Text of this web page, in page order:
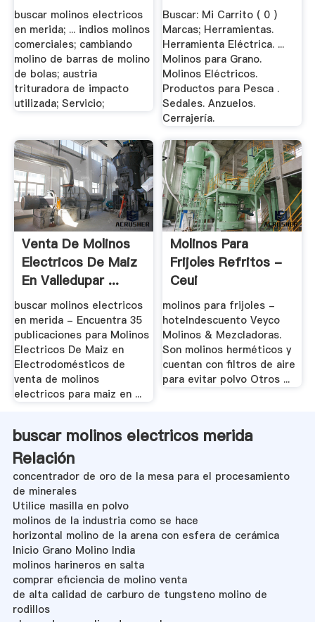
buscar molinos electricos
en merida; ... indios molinos
comerciales; cambiando
molino de barras de molino
de bolas; austria
trituradora de impacto
utilizada; Servicio;
Buscar: Mi Carrito ( 0 )
Marcas; Herramientas.
Herramienta Eléctrica. ...
Molinos para Grano.
Molinos Eléctricos.
Productos para Pesca .
Sedales. Anzuelos.
Cerrajería.
Venta De Molinos
Electricos De Maiz
En Valledupar ...
buscar molinos electricos
en merida - Encuentra 35
publicaciones para Molinos
Electricos De Maiz en
Electrodomésticos de
venta de molinos
electricos para maiz en ...
Molinos Para
Frijoles Refritos -
Ceui
molinos para frijoles -
hotelndescuento Veyco
Molinos & Mezcladoras.
Son molinos herméticos y
cuentan con filtros de aire
para evitar polvo Otros ...
buscar molinos electricos merida
Relación
concentrador de oro de la mesa para el procesamiento
de minerales
Utilice masilla en polvo
molinos de la industria como se hace
horizontal molino de la arena con esfera de cerámica
Inicio Grano Molino India
molinos harineros en salta
comprar eficiencia de molino venta
de alta calidad de carburo de tungsteno molino de
rodillos